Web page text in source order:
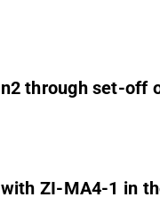
through set-
ZI-MA4-1 in